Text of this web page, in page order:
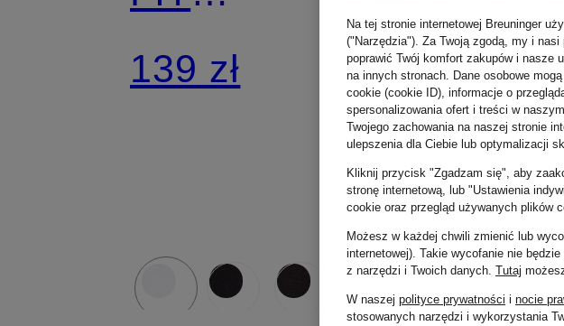
EVERYDAY
STRETCH, 3
139 zł
339
Na tej stronie internetowej Breuninger
("Narzędzia"). Za Twoją zgodą, my i
poprawić Twój komfort zakupów i nasze
na innych stronach. Dane osobowe
cookie (cookie ID), informacje o
spersonalizowania ofert i treści w
Twojego zachowania na naszej stronie
ulepszenia dla Ciebie lub optymalizacji
Kliknij przycisk "Zgadzam się", aby
stronę internetową, lub "Ustawienia
cookie oraz przegląd używanych plików
Możesz w każdej chwili zmienić lub
internetowej). Takie wycofanie nie
z narzędzi i Twoich danych. Tutaj
W naszej polityce prywatności i nocie
stosowanych narzędzi i wykorzystania